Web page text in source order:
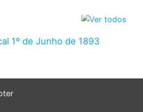
1º de Junho de 1893